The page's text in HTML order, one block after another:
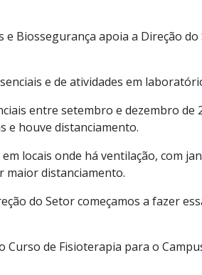
Biossegurança apoia a Direção do
e de atividades em
entre setembro e dezembro de
e houve distanciamento.
locais onde há ventilação, com
maior distanciamento.
do Setor começamos a fazer
Curso de Fisioterapia para o